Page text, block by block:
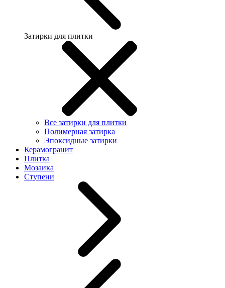
Затирки для плитки
Все затирки для плитки
Полимерная затирка
Эпоксидные затирки
Керамогранит
Плитка
Мозаика
Ступени